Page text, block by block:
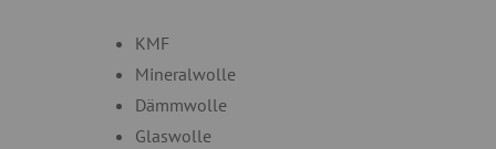
KMF
Mineralwolle
Dämmwolle
Glaswolle